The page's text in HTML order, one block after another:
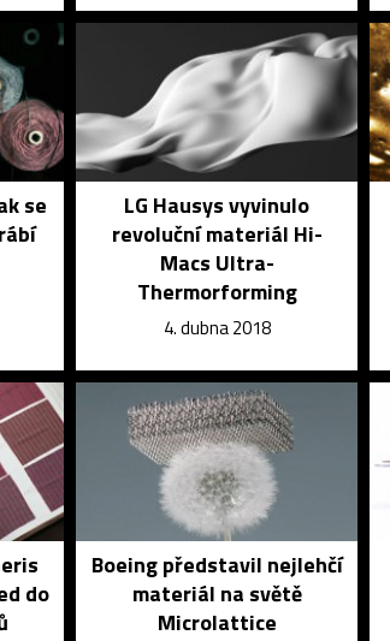
se
LG Hausys vyvinulo
revoluční materiál Hi-
Macs Ultra-
Thermorforming
4. dubna 2018
do
Boeing představil nejlehčí
materiál na světě
Microlattice